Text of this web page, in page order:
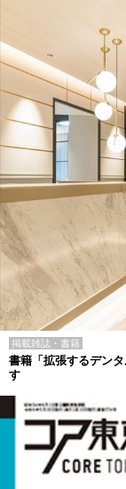
掲載雑誌・書籍
書籍「拡張するデン
す